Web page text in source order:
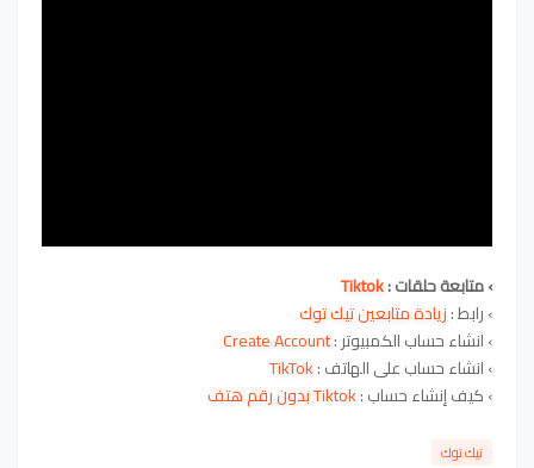
› متابعة حلقات :Tiktok
›رابط:زيادة متابعين تيك توك
›انشاء حسابالكمبيوتر :Create Account
›انشاء حساب على الهاتف :TikTok
›كيف إنشاء حساب :Tiktok بدون رقم هتف
تيك توك